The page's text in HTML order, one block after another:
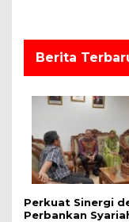
s
Berita
Perkuat Sinergi
Perbankan